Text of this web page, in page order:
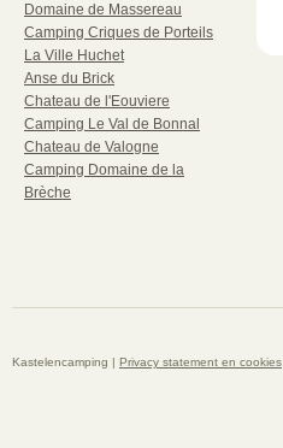
Domaine de Massereau
Camping Criques de Porteils
La Ville Huchet
Anse du Brick
Chateau de l'Eouviere
Camping Le Val de Bonnal
Chateau de Valogne
Camping Domaine de la
Brèche
Kastelencamping | Privacy statement en cookies